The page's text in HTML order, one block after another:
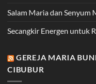
Salam Maria dan Senyum
Secangkir Energen untuk
GEREJA MARIA
CIBUBUR